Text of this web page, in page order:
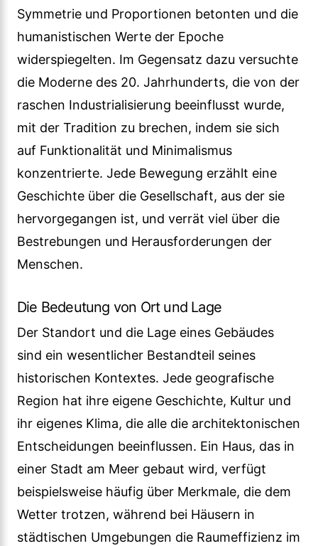
Symmetrie und Proportionen betonten und die
humanistischen Werte der Epoche
widerspiegelten. Im Gegensatz dazu versuchte
die Moderne des 20. Jahrhunderts, die von der
raschen Industrialisierung beeinflusst wurde,
mit der Tradition zu brechen, indem sie sich
auf Funktionalität und Minimalismus
konzentrierte. Jede Bewegung erzählt eine
Geschichte über die Gesellschaft, aus der sie
hervorgegangen ist, und verrät viel über die
Bestrebungen und Herausforderungen der
Menschen.
Die Bedeutung von Ort und Lage
Der Standort und die Lage eines Gebäudes
sind ein wesentlicher Bestandteil seines
historischen Kontextes. Jede geografische
Region hat ihre eigene Geschichte, Kultur und
ihr eigenes Klima, die alle die architektonischen
Entscheidungen beeinflussen. Ein Haus, das in
einer Stadt am Meer gebaut wird, verfügt
beispielsweise häufig über Merkmale, die dem
Wetter trotzen, während bei Häusern in
städtischen Umgebungen die Raumeffizienz im